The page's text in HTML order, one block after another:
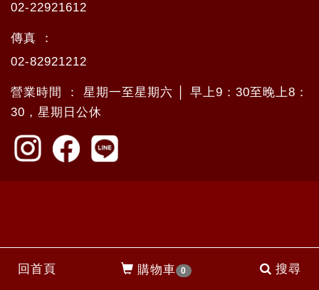
回首頁 購物車 0 搜尋
02-22921612
傳真 ：
02-82921212
營業時間 ： 星期一至星期六 │ 早上9：30至晚上8：
30，星期日公休